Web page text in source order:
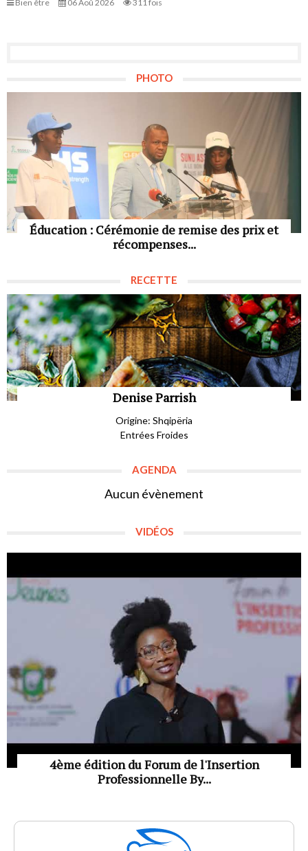
Bien être 06 Aoû 2026 311 fois
PHOTO
Éducation : Cérémonie de remise des prix et
récompenses...
RECETTE
Denise Parrish
Origine: Shqipëria
Entrées Froides
AGENDA
Aucun évènement
VIDÉOS
4ème édition du Forum de l'Insertion
Professionnelle By...